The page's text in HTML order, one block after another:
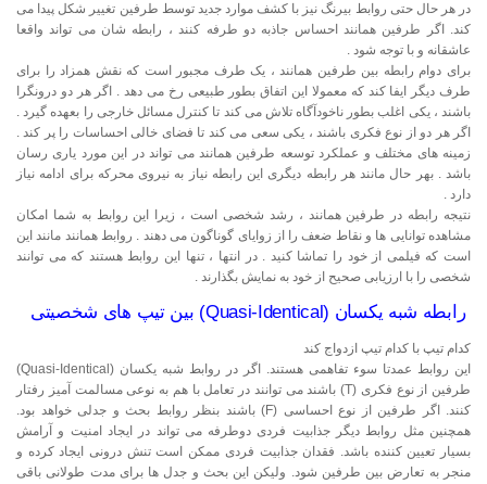
در هر حال حتی روابط بیرنگ نیز با کشف موارد جدید توسط طرفین تغییر شکل پیدا می
کند. اگر طرفین همانند احساس جاذبه دو طرفه کنند ، رابطه شان می تواند واقعا
عاشقانه و با توجه شود .
برای دوام رابطه بین طرفین همانند ، یک طرف مجبور است که نقش همزاد را برای
طرف دیگر ایفا کند که معمولا این اتفاق بطور طبیعی رخ می دهد . اگر هر دو درونگرا
باشند ، یکی اغلب بطور ناخودآگاه تلاش می کند تا کنترل مسائل خارجی را بعهده گیرد .
اگر هر دو از نوع فکری باشند ، یکی سعی می کند تا فضای خالی احساسات را پر کند .
زمینه های مختلف و عملکرد توسعه طرفین همانند می تواند در این مورد یاری رسان
باشد . بهر حال مانند هر رابطه دیگری این رابطه نیاز به نیروی محرکه برای ادامه نیاز
دارد .
نتیجه رابطه در طرفین همانند ، رشد شخصی است ، زیرا این روابط به شما امکان
مشاهده توانایی ها و نقاط ضعف را از زوایای گوناگون می دهند . روابط همانند مانند این
است که فیلمی از خود را تماشا کنید . در انتها ، تنها این روابط هستند که می توانند
شخصی را با ارزیابی صحیح از خود به نمایش بگذارند .
رابطه شبه یکسان (Quasi-Identical) بین تیپ های شخصیتی
کدام تیپ با کدام تیپ ازدواج کند
این روابط عمدتا سوء تفاهمی هستند. اگر در روابط شبه یکسان (Quasi-Identical)
طرفین از نوع فکری (T) باشند می توانند در تعامل با هم به نوعی مسالمت آمیز رفتار
کنند. اگر طرفین از نوع احساسی (F) باشند بنظر روابط بحث و جدلی خواهد بود.
همچنین مثل روابط دیگر جذابیت فردی دوطرفه می تواند در ایجاد امنیت و آرامش
بسیار تعیین کننده باشد. فقدان جذابیت فردی ممکن است تنش درونی ایجاد کرده و
منجر به تعارض بین طرفین شود. ولیکن این بحث و جدل ها برای مدت طولانی باقی